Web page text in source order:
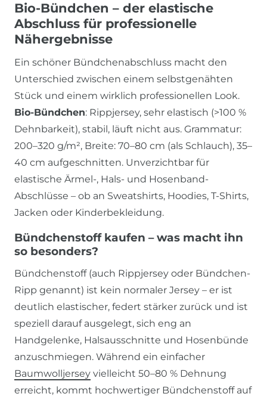
Bio-Bündchen – der elastische
Abschluss für professionelle
Nähergebnisse
Ein schöner Bündchenabschluss macht den
Unterschied zwischen einem selbstgenähten
Stück und einem wirklich professionellen Look.
Bio-Bündchen: Rippjersey, sehr elastisch (>100 %
Dehnbarkeit), stabil, läuft nicht aus. Grammatur:
200–320 g/m², Breite: 70–80 cm (als Schlauch), 35–
40 cm aufgeschnitten. Unverzichtbar für
elastische Ärmel-, Hals- und Hosenband-
Abschlüsse – ob an Sweatshirts, Hoodies, T-Shirts,
Jacken oder Kinderbekleidung.
Bündchenstoff kaufen – was macht ihn
so besonders?
Bündchenstoff (auch Rippjersey oder Bündchen-
Ripp genannt) ist kein normaler Jersey – er ist
deutlich elastischer, federt stärker zurück und ist
speziell darauf ausgelegt, sich eng an
Handgelenke, Halsausschnitte und Hosenbünde
anzuschmiegen. Während ein einfacher
Baumwolljersey vielleicht 50–80 % Dehnung
erreicht, kommt hochwertiger Bündchenstoff auf